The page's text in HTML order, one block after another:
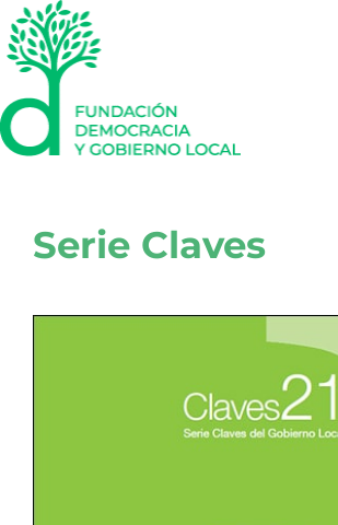
Saltar
al
contenido
Serie Claves